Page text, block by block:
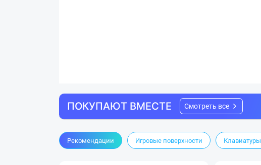
ПОКУПАЮТ ВМЕСТЕ Смотреть все
Рекомендации Игровые поверхности Клавиатуры